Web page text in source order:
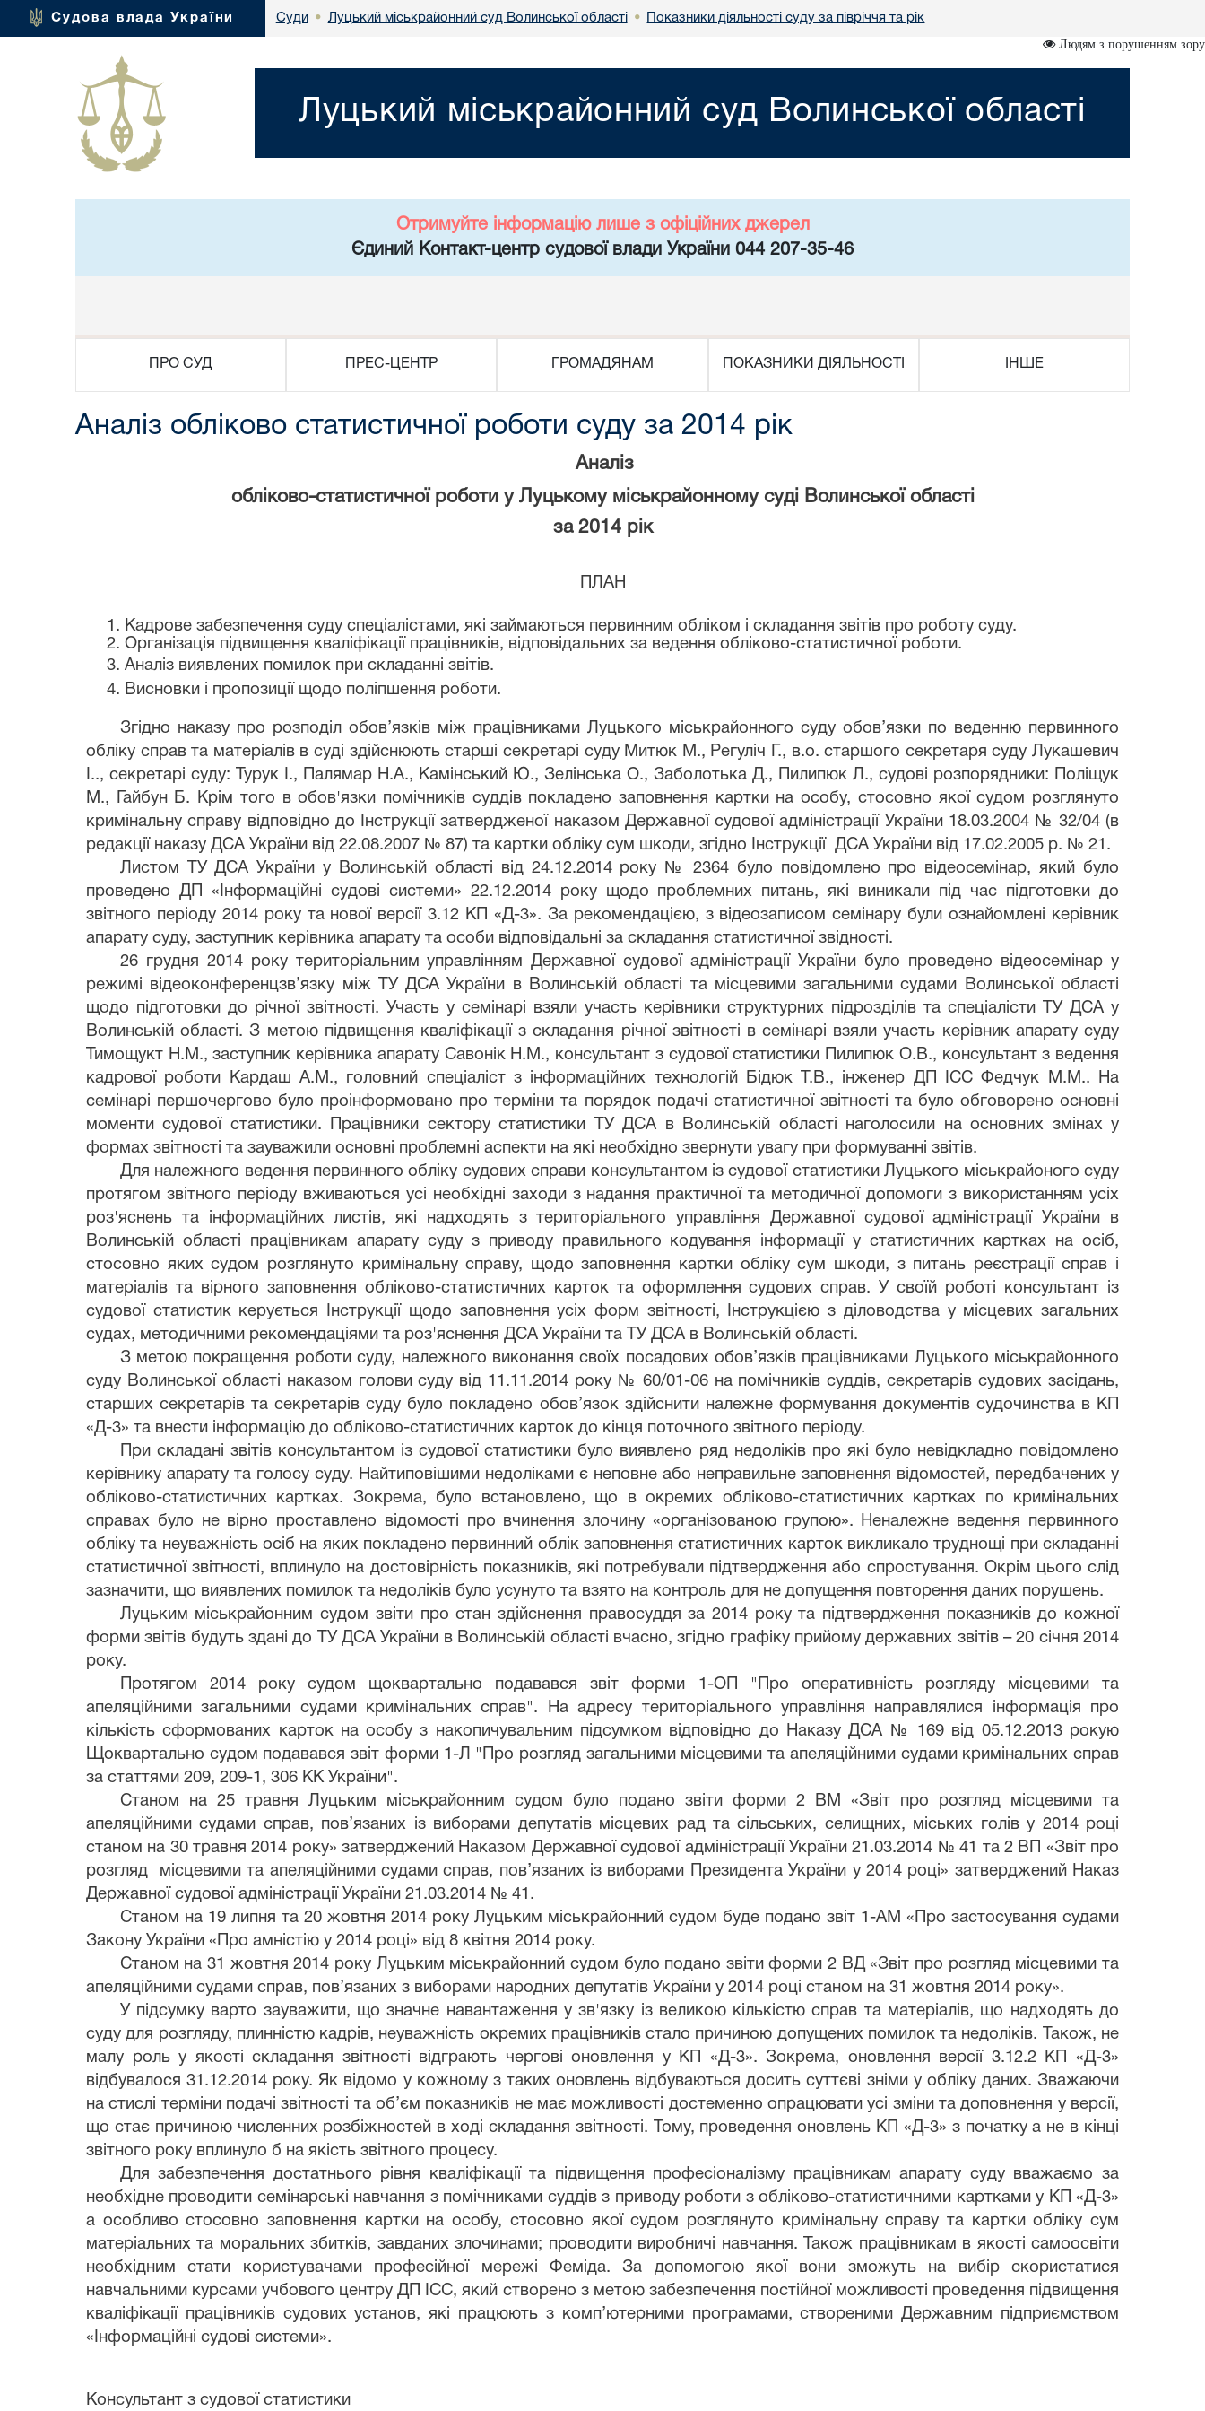
Судова влада України Суди • Луцький міськрайонний суд Волинської області • Показники діяльності суду за півріччя та рік
Людям з порушенням зору
Луцький міськрайонний суд Волинської області
Отримуйте інформацію лише з офіційних джерел
Єдиний Контакт-центр судової влади України 044 207-35-46
ПРО СУД ПРЕС-ЦЕНТР ГРОМАДЯНАМ ПОКАЗНИКИ ДІЯЛЬНОСТІ ІНШЕ
Аналіз обліково статистичної роботи суду за 2014 рік
Аналіз
обліково-статистичної роботи у Луцькому міськрайонному суді Волинської області
за 2014 рік
ПЛАН
1. Кадрове забезпечення суду спеціалістами, які займаються первинним обліком і складання звітів про роботу суду.
2. Організація підвищення кваліфікації працівників, відповідальних за ведення обліково-статистичної роботи.
3. Аналіз виявлених помилок при складанні звітів.
4. Висновки і пропозиції щодо поліпшення роботи.
Згідно наказу про розподіл обов’язків між працівниками Луцького міськрайонного суду обов’язки по веденню первинного
обліку справ та матеріалів в суді здійснюють старші секретарі суду Митюк М., Регуліч Г., в.о. старшого секретаря суду Лукашевич
І.., секретарі суду: Турук І., Палямар Н.А., Камінський Ю., Зелінська О., Заболотька Д., Пилипюк Л., судові розпорядники: Поліщук
М., Гайбун Б. Крім того в обов'язки помічників суддів покладено заповнення картки на особу, стосовно якої судом розглянуто
кримінальну справу відповідно до Інструкції затвердженої наказом Державної судової адміністрації України 18.03.2004 № 32/04 (в
редакції наказу ДСА України від 22.08.2007 № 87) та картки обліку сум шкоди, згідно Інструкції ДСА України від 17.02.2005 р. № 21.
Листом ТУ ДСА України у Волинській області від 24.12.2014 року № 2364 було повідомлено про відеосемінар, який було
проведено ДП «Інформаційні судові системи» 22.12.2014 року щодо проблемних питань, які виникали під час підготовки до
звітного періоду 2014 року та нової версії 3.12 КП «Д-3». За рекомендацією, з відеозаписом семінару були ознайомлені керівник
апарату суду, заступник керівника апарату та особи відповідальні за складання статистичної звідності.
26 грудня 2014 року територіальним управлінням Державної судової адміністрації України було проведено відеосемінар у
режимі відеоконференцзв’язку між ТУ ДСА України в Волинській області та місцевими загальними судами Волинської області
щодо підготовки до річної звітності. Участь у семінарі взяли участь керівники структурних підрозділів та спеціалісти ТУ ДСА у
Волинській області. З метою підвищення кваліфікації з складання річної звітності в семінарі взяли участь керівник апарату суду
Тимощукт Н.М., заступник керівника апарату Савонік Н.М., консультант з судової статистики Пилипюк О.В., консультант з ведення
кадрової роботи Кардаш А.М., головний спеціаліст з інформаційних технологій Бідюк Т.В., інженер ДП ІСС Федчук М.М.. На
семінарі першочергово було проінформовано про терміни та порядок подачі статистичної звітності та було обговорено основні
моменти судової статистики. Працівники сектору статистики ТУ ДСА в Волинській області наголосили на основних змінах у
формах звітності та зауважили основні проблемні аспекти на які необхідно звернути увагу при формуванні звітів.
Для належного ведення первинного обліку судових справи консультантом із судової статистики Луцького міськрайоного суду
протягом звітного періоду вживаються усі необхідні заходи з надання практичної та методичної допомоги з використанням усіх
роз'яснень та інформаційних листів, які надходять з територіального управління Державної судової адміністрації України в
Волинській області працівникам апарату суду з приводу правильного кодування інформації у статистичних картках на осіб,
стосовно яких судом розглянуто кримінальну справу, щодо заповнення картки обліку сум шкоди, з питань реєстрації справ і
матеріалів та вірного заповнення обліково-статистичних карток та оформлення судових справ. У своїй роботі консультант із
судової статистик керується Інструкції щодо заповнення усіх форм звітності, Інструкцією з діловодства у місцевих загальних
судах, методичними рекомендаціями та роз'яснення ДСА України та ТУ ДСА в Волинській області.
З метою покращення роботи суду, належного виконання своїх посадових обов’язків працівниками Луцького міськрайонного
суду Волинської області наказом голови суду від 11.11.2014 року № 60/01-06 на помічників суддів, секретарів судових засідань,
старших секретарів та секретарів суду було покладено обов’язок здійснити належне формування документів судочинства в КП
«Д-3» та внести інформацію до обліково-статистичних карток до кінця поточного звітного періоду.
При складані звітів консультантом із судової статистики було виявлено ряд недоліків про які було невідкладно повідомлено
керівнику апарату та голосу суду. Найтиповішими недоліками є неповне або неправильне заповнення відомостей, передбачених у
обліково-статистичних картках. Зокрема, було встановлено, що в окремих обліково-статистичних картках по кримінальних
справах було не вірно проставлено відомості про вчинення злочину «організованою групою». Неналежне ведення первинного
обліку та неуважність осіб на яких покладено первинний облік заповнення статистичних карток викликало труднощі при складанні
статистичної звітності, вплинуло на достовірність показників, які потребували підтвердження або спростування. Окрім цього слід
зазначити, що виявлених помилок та недоліків було усунуто та взято на контроль для не допущення повторення даних порушень.
Луцьким міськрайонним судом звіти про стан здійснення правосуддя за 2014 року та підтвердження показників до кожної
форми звітів будуть здані до ТУ ДСА України в Волинській області вчасно, згідно графіку прийому державних звітів – 20 січня 2014
року.
Протягом 2014 року судом щоквартально подавався звіт форми 1-ОП "Про оперативність розгляду місцевими та
апеляційними загальними судами кримінальних справ". На адресу територіального управління направлялися інформація про
кількість сформованих карток на особу з накопичувальним підсумком відповідно до Наказу ДСА № 169 від 05.12.2013 рокую
Щоквартально судом подавався звіт форми 1-Л "Про розгляд загальними місцевими та апеляційними судами кримінальних справ
за статтями 209, 209-1, 306 КК України".
Станом на 25 травня Луцьким міськрайонним судом було подано звіти форми 2 ВМ «Звіт про розгляд місцевими та
апеляційними судами справ, пов’язаних із виборами депутатів місцевих рад та сільських, селищних, міських голів у 2014 році
станом на 30 травня 2014 року»затверджений Наказом Державної судової адміністрації України 21.03.2014 № 41 та 2 ВП «Звіт про
розгляд місцевими та апеляційними судами справ, пов’язаних із виборами Президента України у 2014 році» затверджений Наказ
Державної судової адміністрації України 21.03.2014 № 41.
Станом на 19 липня та 20 жовтня 2014 року Луцьким міськрайонний судом буде подано звіт 1-АМ «Про застосування судами
Закону України «Про амністію у 2014 році» від 8 квітня 2014 року.
Станом на 31 жовтня 2014 року Луцьким міськрайонний судом було подано звіти форми 2 ВД «Звіт про розгляд місцевими та
апеляційними судами справ, пов’язаних з виборами народних депутатів України у 2014 році станом на 31 жовтня 2014 року».
У підсумку варто зауважити, що значне навантаження у зв'язку із великою кількістю справ та матеріалів, що надходять до
суду для розгляду, плинністю кадрів, неуважність окремих працівників стало причиною допущених помилок та недоліків. Також, не
малу роль у якості складання звітності відграють чергові оновлення у КП «Д-3». Зокрема, оновлення версії 3.12.2 КП «Д-3»
відбувалося 31.12.2014 року. Як відомо у кожному з таких оновлень відбуваються досить суттєві зніми у обліку даних. Зважаючи
на стислі терміни подачі звітності та об’єм показників не має можливості достеменно опрацювати усі зміни та доповнення у версії,
що стає причиною численних розбіжностей в ході складання звітності. Тому, проведення оновлень КП «Д-3» з початку а не в кінці
звітного року вплинуло б на якість звітного процесу.
Для забезпечення достатнього рівня кваліфікації та підвищення професіоналізму працівникам апарату суду вважаємо за
необхідне проводити семінарські навчання з помічниками суддів з приводу роботи з обліково-статистичними картками у КП «Д-3»
а особливо стосовно заповнення картки на особу, стосовно якої судом розглянуто кримінальну справу та картки обліку сум
матеріальних та моральних збитків, завданих злочинами; проводити виробничі навчання. Також працівникам в якості самоосвіти
необхіднимстати користувачами професійної мережі Феміда. За допомогою якої вони зможуть на вибір скористатися
навчальними курсами учбового центру ДП ІСС, який створено з метою забезпечення постійної можливості проведення підвищення
кваліфікації працівників судових установ, які працюють з комп’ютерними програмами, створеними Державним підприємством
«Інформаційні судові системи».
Консультант з судової статистики